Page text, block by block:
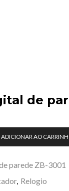
de
ADICIONAR AO
parede ZB-3001
, Relogio